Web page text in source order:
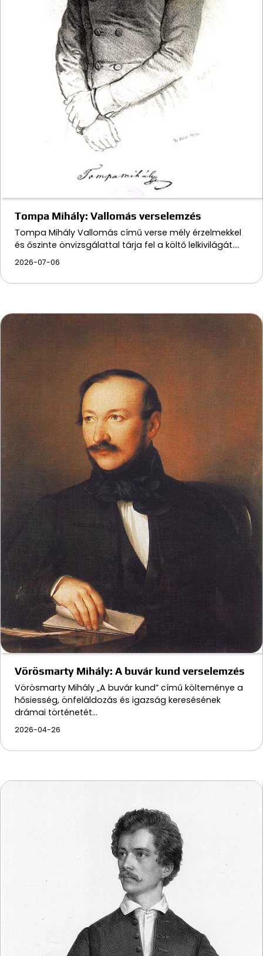
Tompa Mihály: Vallomás verselemzés
Tompa Mihály Vallomás című verse mély érzelmekkel
és őszinte önvizsgálattal tárja fel a költő lelkivilágát.…
2026-07-06
Vörösmarty Mihály: A buvár kund verselemzés
Vörösmarty Mihály „A buvár kund” című költeménye a
hősiesség, önfeláldozás és igazság keresésének
drámai történetét…
2026-04-26